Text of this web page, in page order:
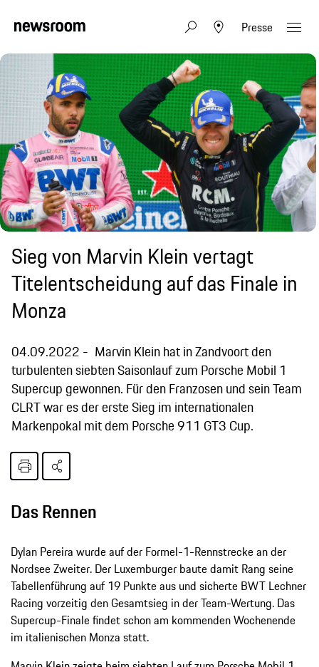
Presse
Sieg von Marvin Klein vertagt
Titelentscheidung auf das Finale in
Monza
04.09.2022
Marvin Klein hat in Zandvoort den
turbulenten siebten Saisonlauf zum Porsche Mobil 1
Supercup gewonnen. Für den Franzosen und sein Team
CLRT war es der erste Sieg im internationalen
Markenpokal mit dem Porsche 911 GT3 Cup.
Das Rennen
Dylan Pereira wurde auf der Formel-1-Rennstrecke an der
Nordsee Zweiter. Der Luxemburger baute damit Rang seine
Tabellenführung auf 19 Punkte aus und sicherte BWT Lechner
Racing vorzeitig den Gesamtsieg in der Team-Wertung. Das
Supercup-Finale findet schon am kommenden Wochenende
im italienischen Monza statt.